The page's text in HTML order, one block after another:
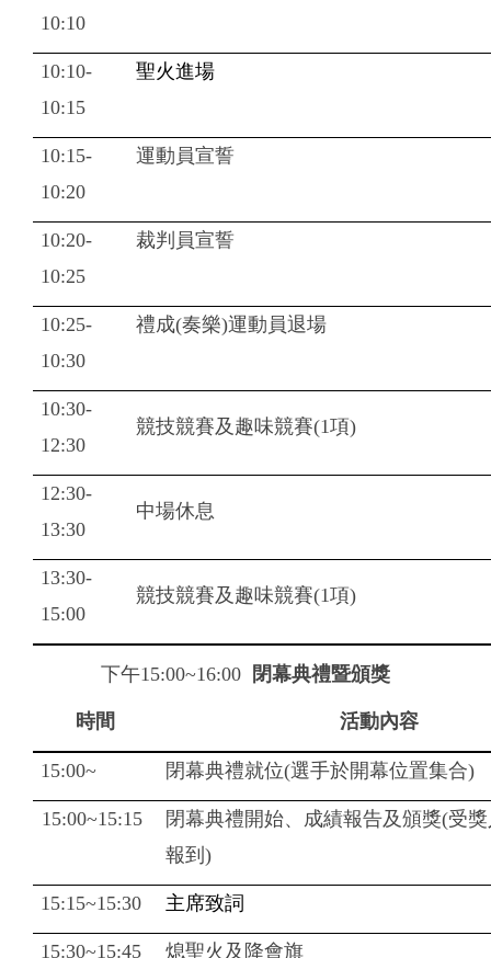
10:10
10:10-
10:15
聖火進場
10:15-
10:20
運動員宣誓
10:20-
10:25
裁判員宣誓
10:25-
10:30
禮成(奏樂)運動員退場
10:30-
12:30
競技競賽及趣味競賽(1項)
12:30-
13:30
中場休息
13:30-
15:00
競技競賽及趣味競賽(1項)
下午15:00~16:00 閉幕典禮暨頒獎
時間 活動內容
15:00~ 閉幕典禮就位(選手於開幕位置集合)
15:00~15:15
閉幕典禮開始、成績報告及頒獎(受
報到)
15:15~15:30 主席致詞
15:30~15:45 熄聖火及降會旗